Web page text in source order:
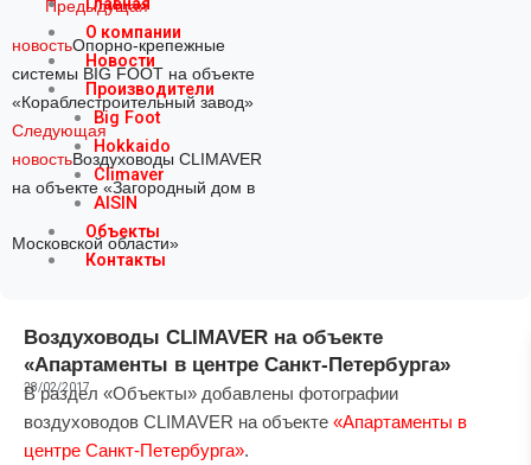
О компании
Новости
Производители
Big Foot
Hokkaido
Climaver
AISIN
Объекты
Контакты
Предыдущая
новостьОпорно-крепежные
системы BIG FOOT на объекте
«Кораблестроительный завод»
Следующая
новостьВоздуховоды CLIMAVER
на объекте «Загородный дом в
Московской области»
Воздуховоды CLIMAVER на объекте
«Апартаменты в центре Санкт-Петербурга»
28/02/2017
В раздел «Объекты» добавлены фотографии
воздуховодов CLIMAVER на объекте «Апартаменты в
центре Санкт-Петербурга».